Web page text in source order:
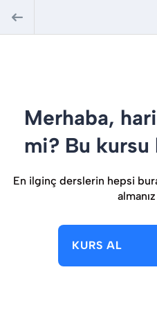
Merhaba,
mi? Bu
En ilginç derslerin hepsi
KURS AL